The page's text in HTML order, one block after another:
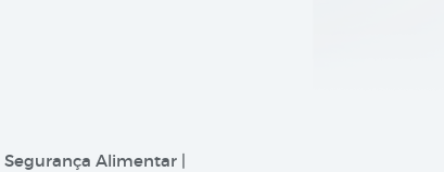
Segurança Alimentar |